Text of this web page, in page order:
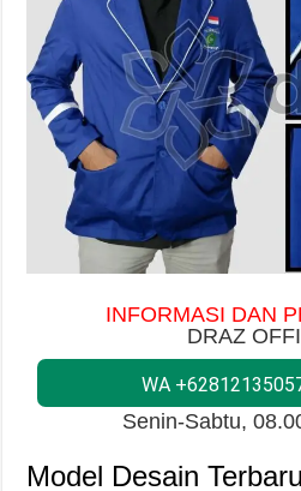
INFORMASI DAN
DRAZ
WA
Senin-Sabtu,
Model Desain